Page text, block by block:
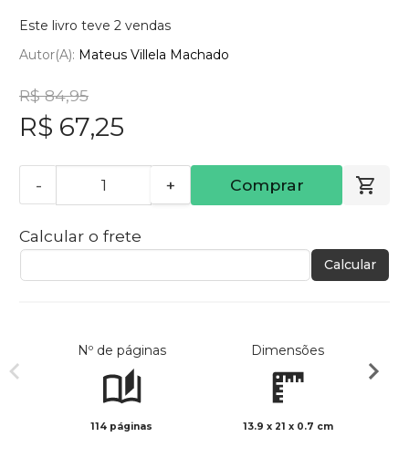
Este livro teve 2 vendas
Autor(a): Mateus Villela Machado
R$ 84,95
R$ 67,25
- + Comprar
Calcular o frete
Calcular
Nº de páginas
114 páginas
Dimensões
13.9 x 21 x 0.7 cm